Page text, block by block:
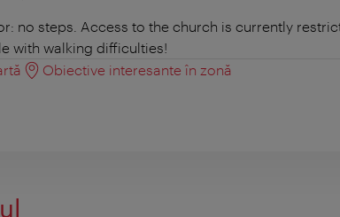
no steps. Access to the church is currently
with walking difficulties!
Obiective interesante în zonă